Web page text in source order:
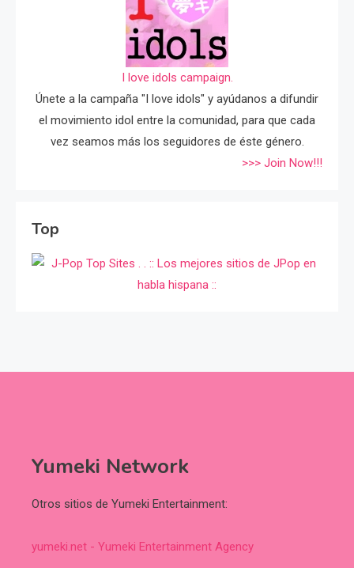
I love idols campaign.
Únete a la campaña "I love idols" y ayúdanos a difundir
el movimiento idol entre la comunidad, para que cada
vez seamos más los seguidores de éste género.
>>> Join Now!!!
Top
Yumeki Network
Otros sitios de Yumeki Entertainment:
yumeki.net - Yumeki Entertainment Agency